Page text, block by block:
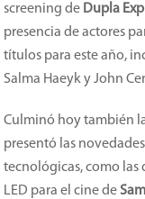
screening de Dupla
presencia de actores
títulos para este año,
Salma Haeyk y John
Culminó hoy también
presentó las
tecnológicas, como las
LED para el cine de